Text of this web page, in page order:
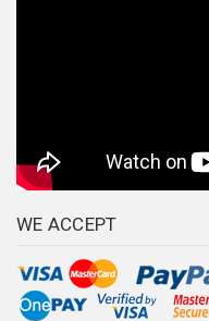
WE ACCEPT